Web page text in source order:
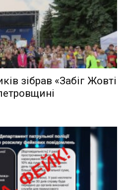
зібрав «Забіг Жовті